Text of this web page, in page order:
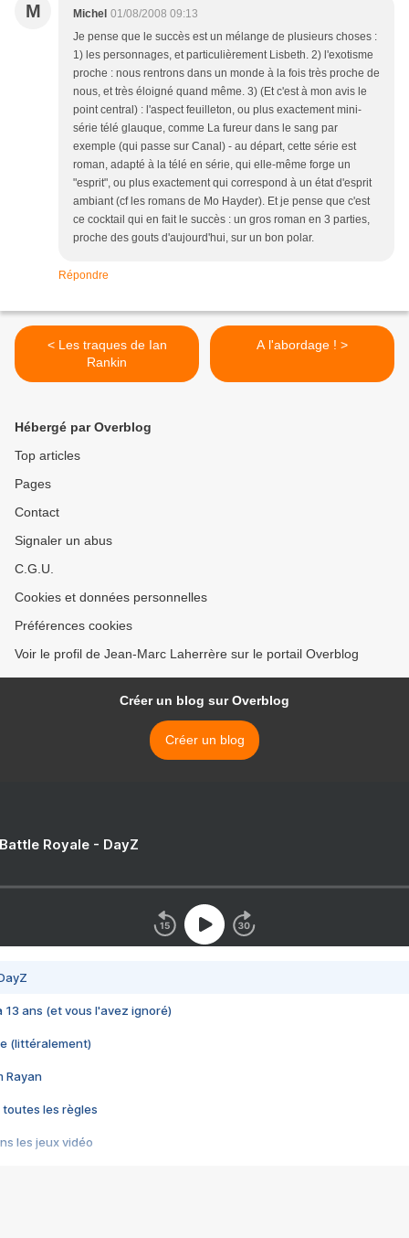
M Michel 01/08/2008 09:13
Je pense que le succès est un mélange de plusieurs choses :
1) les personnages, et particulièrement Lisbeth. 2) l'exotisme
proche : nous rentrons dans un monde à la fois très proche de
nous, et très éloigné quand même. 3) (Et c'est à mon avis le
point central) : l'aspect feuilleton, ou plus exactement mini-
série télé glauque, comme La fureur dans le sang par
exemple (qui passe sur Canal) - au départ, cette série est
roman, adapté à la télé en série, qui elle-même forge un
"esprit", ou plus exactement qui correspond à un état d'esprit
ambiant (cf les romans de Mo Hayder). Et je pense que c'est
ce cocktail qui en fait le succès : un gros roman en 3 parties,
proche des gouts d'aujourd'hui, sur un bon polar.
Répondre
< Les traques de Ian
Rankin
A l'abordage ! >
Hébergé par Overblog
Top articles
Pages
Contact
Signaler un abus
C.G.U.
Cookies et données personnelles
Préférences cookies
Voir le profil de Jean-Marc Laherrère sur le portail Overblog
Créer un blog sur Overblog
Créer un blog
Royale - DayZ
13 ans (et vous l'avez ignoré)
(littéralement)
Rayan
toutes les règles
les jeux vidéo